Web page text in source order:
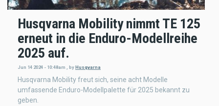
Husqvarna Mobility nimmt TE 125
erneut in die Enduro-Modellreihe
2025 auf.
Jun 14 2024 - 10:48am byHusqvarna
Husqvarna Mobility freut sich, seine acht Modelle
umfassende Enduro-Modellpalette für 2025 bekannt zu
geben.